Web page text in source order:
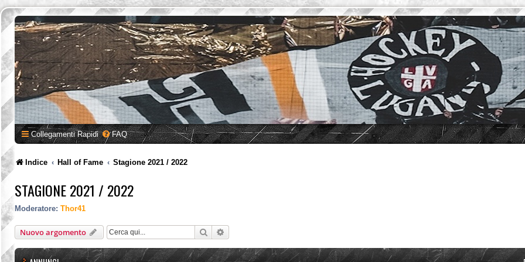
Collegamenti Rapidi FAQ
Indice Hall of Fame Stagione 2021 / 2022
STAGIONE 2021 / 2022
Moderatore: Thor41
Nuovo argomento Cerca